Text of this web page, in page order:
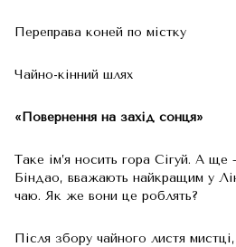
Переправа коней по містку
Чайно-кінний шлях
«Повернення на захід сонця»
Таке ім’я носить гора Сігуй. А
Біндао, вважають найкращим у
чаю. Як же вони це роблять?
Після збору чайного листя